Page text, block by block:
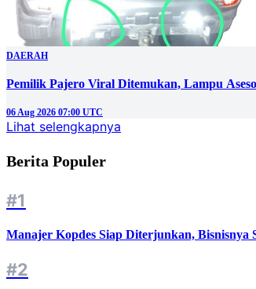
DAERAH
Pemilik Pajero Viral Ditemukan, Lampu
06 Aug 2026 07:00 UTC
Lihat selengkapnya
Berita Populer
#1
Manajer Kopdes Siap Diterjunkan, Bisnisnya
#2